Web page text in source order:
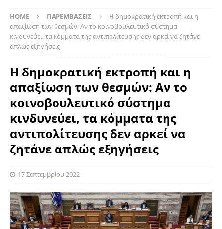
HOME ΠΑΡΕΜΒΑΣΕΙΣ
Η δημοκρατική εκτροπή και η
απαξίωση των θεσμών: Αν το κοινοβουλευτικό σύστημα
κινδυνεύει, τα κόμματα της αντιπολίτευσης δεν αρκεί να ζητάνε
απλώς εξηγήσεις
Η δημοκρατική εκτροπή και η
απαξίωση των θεσμών: Αν το
κοινοβουλευτικό σύστημα
κινδυνεύει, τα κόμματα της
αντιπολίτευσης δεν αρκεί να
ζητάνε απλώς εξηγήσεις
17 Σεπτεμβρίου 2022